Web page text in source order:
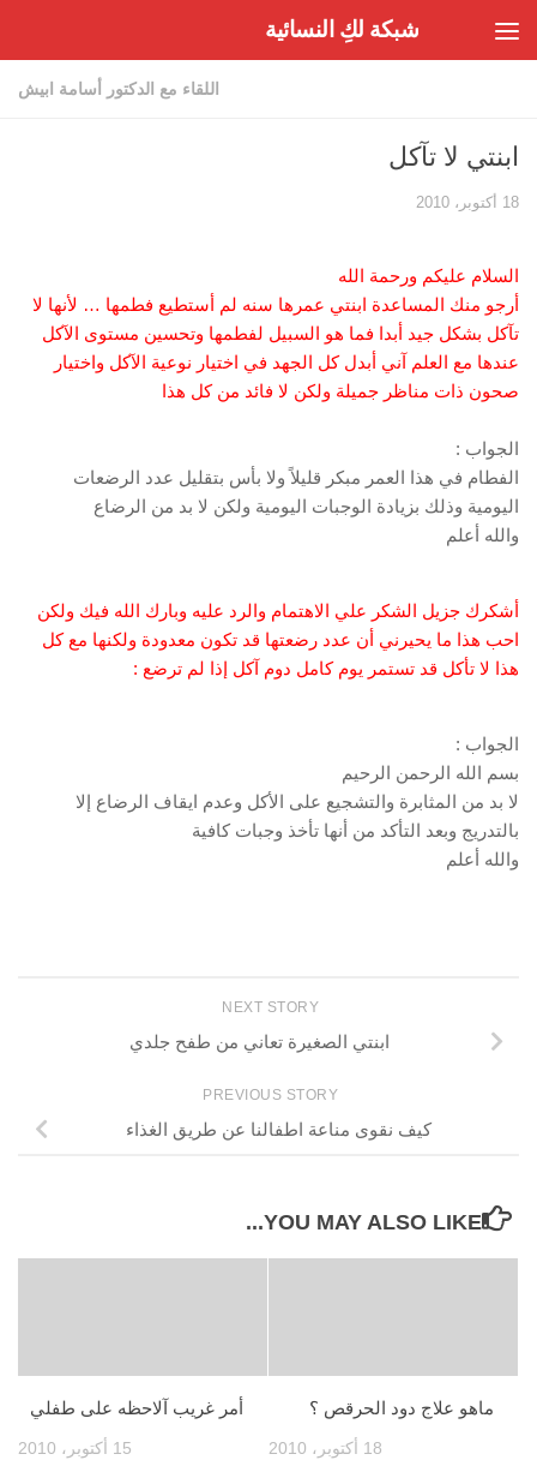
شبكة لكِ النسائية
اللقاء مع الدكتور أسامة ابيش
ابنتي لا تآكل
18 أكتوبر، 2010
السلام عليكم ورحمة الله
أرجو منك المساعدة ابنتي عمرها سنه لم أستطيع فطمها … لأنها لا
تآكل بشكل جيد أبدا فما هو السبيل لفطمها وتحسين مستوى الآكل
عندها مع العلم آني أبدل كل الجهد في اختيار نوعية الآكل واختيار
صحون ذات مناظر جميلة ولكن لا فائد من كل هذا
الجواب :
الفطام في هذا العمر مبكر قليلاً ولا بأس بتقليل عدد الرضعات
اليومية وذلك بزيادة الوجبات اليومية ولكن لا بد من الرضاع
والله أعلم
أشكرك جزيل الشكر علي الاهتمام والرد عليه وبارك الله فيك ولكن
احب هذا ما يحيرني أن عدد رضعتها قد تكون معدودة ولكنها مع كل
هذا لا تأكل قد تستمر يوم كامل دوم آكل إذا لم ترضع :
الجواب :
بسم الله الرحمن الرحيم
لا بد من المثابرة والتشجيع على الأكل وعدم ايقاف الرضاع إلا
بالتدريج وبعد التأكد من أنها تأخذ وجبات كافية
والله أعلم
NEXT STORY
ابنتي الصغيرة تعاني من طفح جلدي
PREVIOUS STORY
كيف نقوى مناعة اطفالنا عن طريق الغذاء
YOU MAY ALSO LIKE...
أمر غريب آلاحظه على طفلي
15 أكتوبر، 2010
ماهو علاج دود الحرقص ؟
18 أكتوبر، 2010